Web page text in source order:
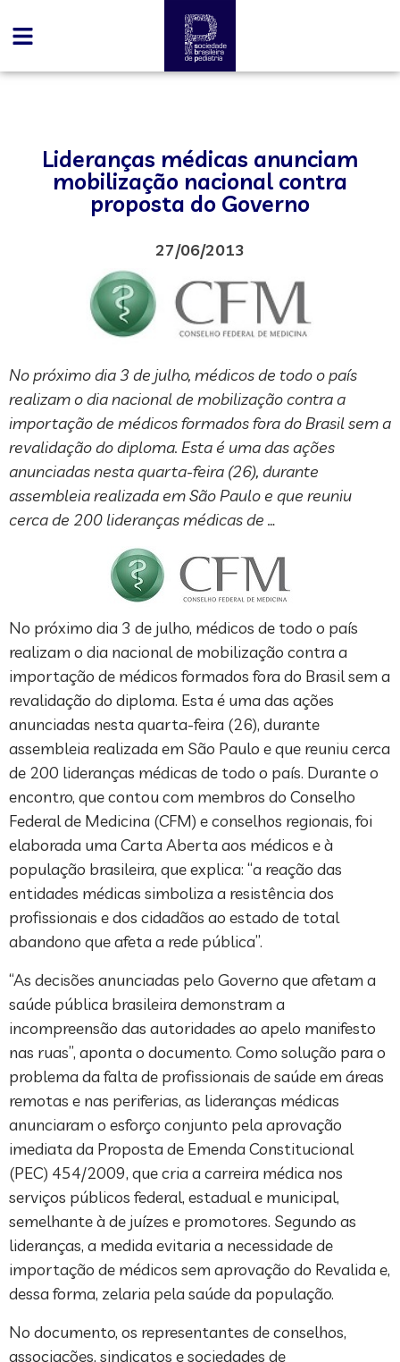
Lideranças médicas anunciam
mobilização nacional contra
proposta do Governo
27/06/2013
No próximo dia 3 de julho, médicos de todo o país
realizam o dia nacional de mobilização contra a
importação de médicos formados fora do Brasil sem a
revalidação do diploma. Esta é uma das ações
anunciadas nesta quarta-feira (26), durante
assembleia realizada em São Paulo e que reuniu
cerca de 200 lideranças médicas de …
No próximo dia 3 de julho, médicos de todo o país
realizam o dia nacional de mobilização contra a
importação de médicos formados fora do Brasil sem a
revalidação do diploma. Esta é uma das ações
anunciadas nesta quarta-feira (26), durante
assembleia realizada em São Paulo e que reuniu cerca
de 200 lideranças médicas de todo o país. Durante o
encontro, que contou com membros do Conselho
Federal de Medicina (CFM) e conselhos regionais, foi
elaborada uma Carta Aberta aos médicos e à
população brasileira, que explica: “a reação das
entidades médicas simboliza a resistência dos
profissionais e dos cidadãos ao estado de total
abandono que afeta a rede pública”.
“As decisões anunciadas pelo Governo que afetam a
saúde pública brasileira demonstram a
incompreensão das autoridades ao apelo manifesto
nas ruas”, aponta o documento. Como solução para o
problema da falta de profissionais de saúde em áreas
remotas e nas periferias, as lideranças médicas
anunciaram o esforço conjunto pela aprovação
imediata da Proposta de Emenda Constitucional
(PEC) 454/2009, que cria a carreira médica nos
serviços públicos federal, estadual e municipal,
semelhante à de juízes e promotores. Segundo as
lideranças, a medida evitaria a necessidade de
importação de médicos sem aprovação do Revalida e,
dessa forma, zelaria pela saúde da população.
No documento, os representantes de conselhos,
associações, sindicatos e sociedades de